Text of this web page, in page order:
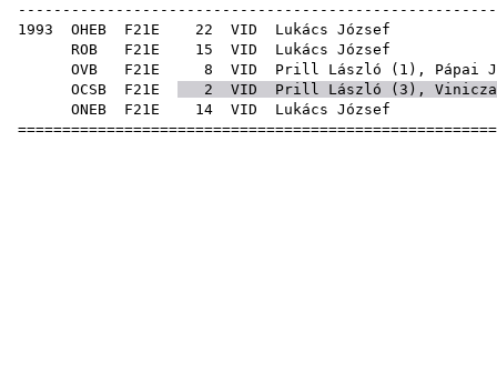
1993 OHEB F21E 22 VID
ROB F21E 15 VID
OVB F21E 8 VID Prill László ( 1 ), Pápai
OCSB F21E 2 VID Prill László ( 3 ),
ONEB F21E 14 VID